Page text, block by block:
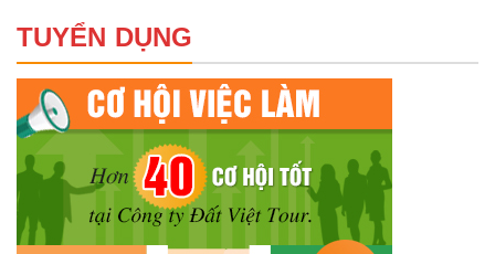
TUYỂN DỤNG